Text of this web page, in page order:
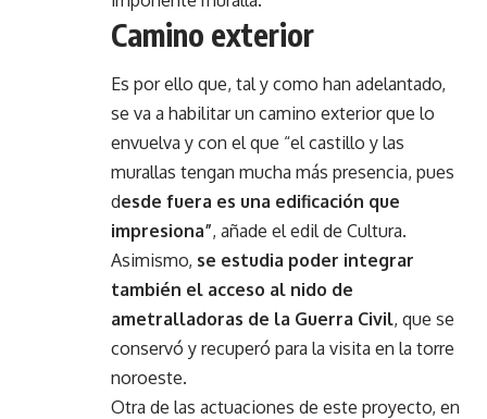
Camino exterior
Es por ello que, tal y como han adelantado,
se va a habilitar un camino exterior que lo
envuelva y con el que “el castillo y las
murallas tengan mucha más presencia, pues
desde fuera es una edificación que
impresiona”, añade el edil de Cultura.
Asimismo, se estudia poder integrar
también el acceso al nido de
ametralladoras de la Guerra Civil, que se
conservó y recuperó para la visita en la torre
noroeste.
Otra de las actuaciones de este proyecto, en